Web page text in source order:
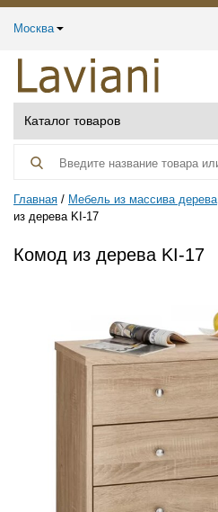
Москва
Каталог товаров
Главная Мебель из массива дерева
из дерева KI-17
Комод из дерева KI-17